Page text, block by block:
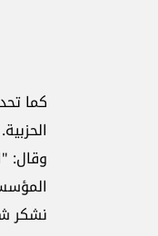
كما
الحزبية.
نشكر